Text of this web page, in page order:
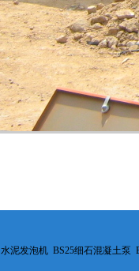
水泥发泡机 BS25细石混凝土泵